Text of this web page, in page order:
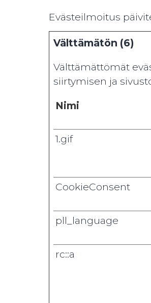
Evästeilmoitus
Välttämätön (6)
Välttämättömät
siirtymisen ja
Nimi
1.gif
CookieConsent
pll_language
rc::a